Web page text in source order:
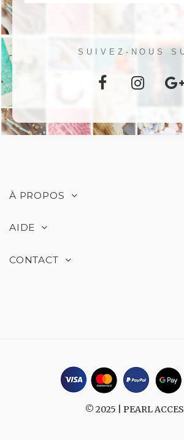
SUIVEZ-NOUS
À PROPOS
AIDE
CONTACT
© 2025 | PEARL